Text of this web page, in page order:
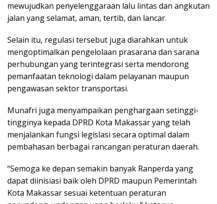
mewujudkan penyelenggaraan lalu lintas dan angkutan
jalan yang selamat, aman, tertib, dan lancar.
Selain itu, regulasi tersebut juga diarahkan untuk
mengoptimalkan pengelolaan prasarana dan sarana
perhubungan yang terintegrasi serta mendorong
pemanfaatan teknologi dalam pelayanan maupun
pengawasan sektor transportasi.
Munafri juga menyampaikan penghargaan setinggi-
tingginya kepada DPRD Kota Makassar yang telah
menjalankan fungsi legislasi secara optimal dalam
pembahasan berbagai rancangan peraturan daerah.
“Semoga ke depan semakin banyak Ranperda yang
dapat diinisiasi baik oleh DPRD maupun Pemerintah
Kota Makassar sesuai ketentuan peraturan